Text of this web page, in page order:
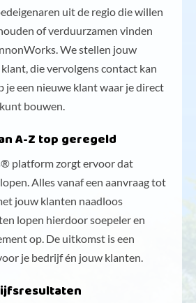
uit de regio die willen
of verduurzamen vinden
We stellen jouw
die vervolgens contact kan
je een nieuwe klant waar je direct
bouwen.
A-Z top geregeld
platform zorgt ervoor dat
Alles vanaf een aanvraag tot
jouw klanten naadloos
lopen hierdoor soepeler en
op. De uitkomst is een
je bedrijf én jouw klanten.